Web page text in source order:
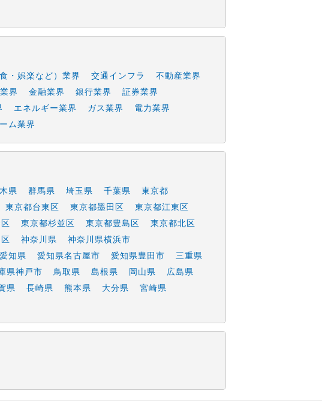
・娯楽など）業界 交通インフラ
不動産業界
界 金融業界 銀行業界
証券業界
エネルギー業界 ガス業界
電力業界
ム業界
県 群馬県 埼玉県 千葉県
東京都
東京都台東区 東京都墨田区
東京都江東区
東京都杉並区 東京都豊島区
東京都北区
神奈川県
神奈川県横浜市
愛知県 愛知県名古屋市 愛知県豊田市
三重県
県神戸市 鳥取県 島根県 岡山県
広島県
県 長崎県 熊本県 大分県
宮崎県